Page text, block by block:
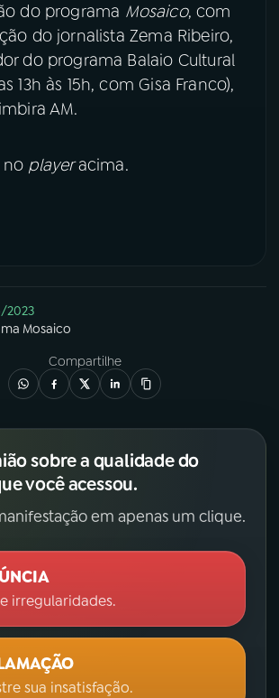
X
do programa Mosaico, com
do jornalista Zema Ribeiro,
do programa Balaio Cultural
13h às 15h, com Gisa Franco),
AM.
no playeracima.
2023
Mosaico
Compartilhe
sobre a qualidade do
você acessou.
em apenas um clique.
irregularidades.
sua insatisfação.